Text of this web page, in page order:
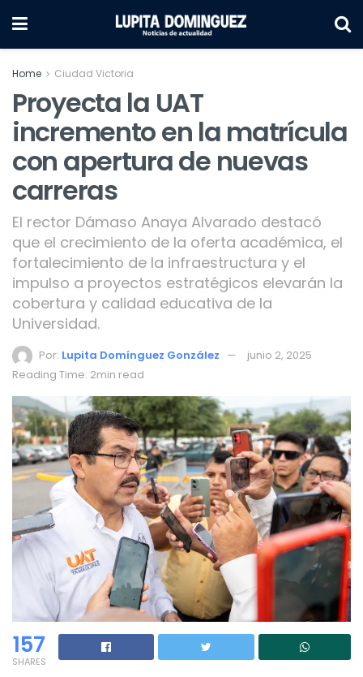
Home Ciudad Victoria
Proyecta la UAT
incremento en la matrícula
con apertura de nuevas
carreras
El rector Dámaso Anaya Alvarado destacó
que el crecimiento de la oferta académica, el
fortalecimiento de la infraestructura y el
impulso a proyectos estratégicos elevarán la
cobertura y calidad educativa de la
Universidad.
Por: Lupita Domínguez González
junio 2, 2025
Reading Time: 2min read
157
SHARES